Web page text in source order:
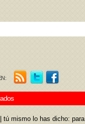
tú mismo lo has dicho: para